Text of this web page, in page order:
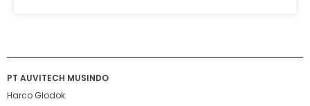
PT AUVITECH MUSINDO
Harco Glodok